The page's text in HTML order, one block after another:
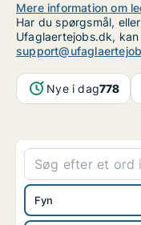
Mere information om
Har du spørgsmål,
Ufaglaertejobs.dk,
Nye i dag778
Fyn